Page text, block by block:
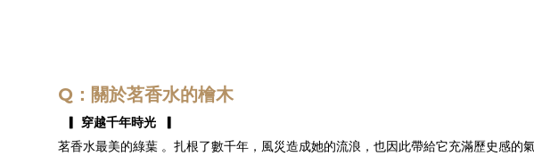
Q：關於茗香水的檜木
▎ 穿越千年時光​ ▎
茗香水​最美的綠葉 。扎根了數千年，風災造成她的流浪，也因此帶給它充滿歷史感